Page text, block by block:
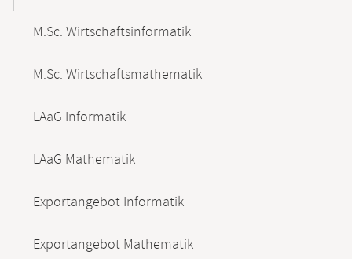
M.Sc. Wirtschaftsinformatik
M.Sc. Wirtschaftsmathematik
LAaG Informatik
LAaG Mathematik
Exportangebot Informatik
Exportangebot Mathematik